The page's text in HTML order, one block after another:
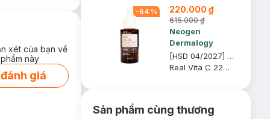
xét của bạn về
này
giá
-64 % 220.000 ₫
615.000 ₫
Neogen
Dermalogy
[HSD 04/2027] Serum Neogen Dermalogy Dưỡng Sáng Da, Mờ Thâm 32g
Real Vita C 22% + 5% Niacinamide Serum
Sản phẩm cùng thương